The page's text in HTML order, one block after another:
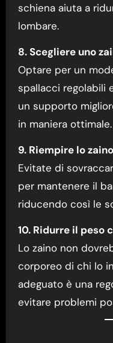
schiena aiuta a
lombare.
8. Scegliere uno
Optare per un
spallacci regolabili
un supporto
in maniera ottimale.
9. Riempire lo
Evitate di
per mantenere il
riducendo così le
10. Ridurre il peso
Lo zaino non
corporeo di chi lo
adeguato è una
evitare problemi